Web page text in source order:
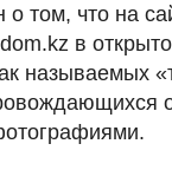
том, что на
в
называемых